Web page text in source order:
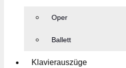
Oper
Ballett
Klavierauszüge